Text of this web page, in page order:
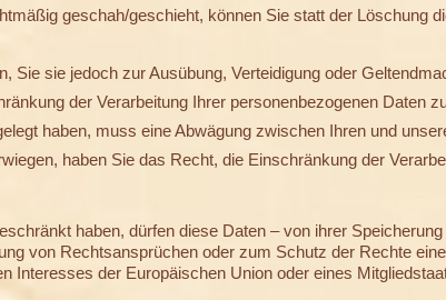
geschah/geschieht, können Sie statt der Löschung
Sie sie jedoch zur Ausübung, Verteidigung oder
der Verarbeitung Ihrer personenbezogenen Daten
haben, muss eine Abwägung zwischen Ihren und
haben Sie das Recht, die Einschränkung der
haben, dürfen diese Daten – von ihrer
von Rechtsansprüchen oder zum Schutz der Rechte
Interesses der Europäischen Union oder eines